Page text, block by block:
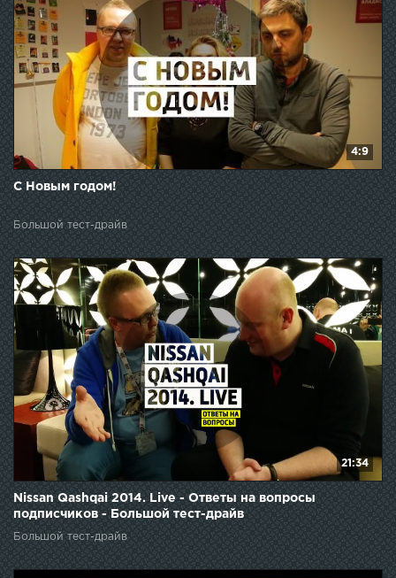
4:9
С Новым годом!
Большой тест-драйв
21:34
Nissan Qashqai 2014. Live - Ответы на вопросы
подписчиков - Большой тест-драйв
Большой тест-драйв